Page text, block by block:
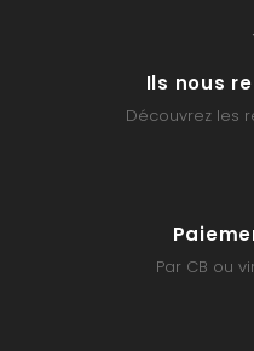
Ils nous
Découvrez les
Par CB ou